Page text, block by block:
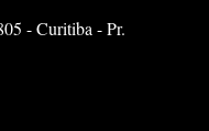
- Curitiba - Pr.